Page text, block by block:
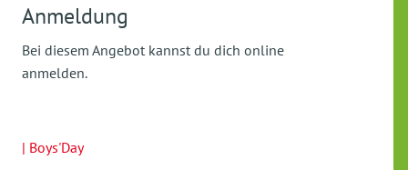
Anmeldung
Bei diesem Angebot kannst du dich online
anmelden.
| Boys'Day